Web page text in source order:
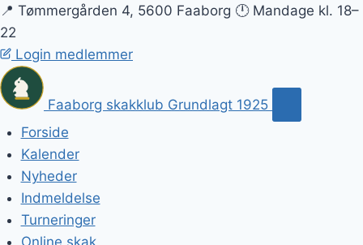
📍 Tømmergården 4, 5600 Faaborg 🕛 Mandage kl. 18–
22
Login medlemmer
Faaborg skakklub Grundlagt 1925
Forside
Kalender
Nyheder
Indmeldelse
Turneringer